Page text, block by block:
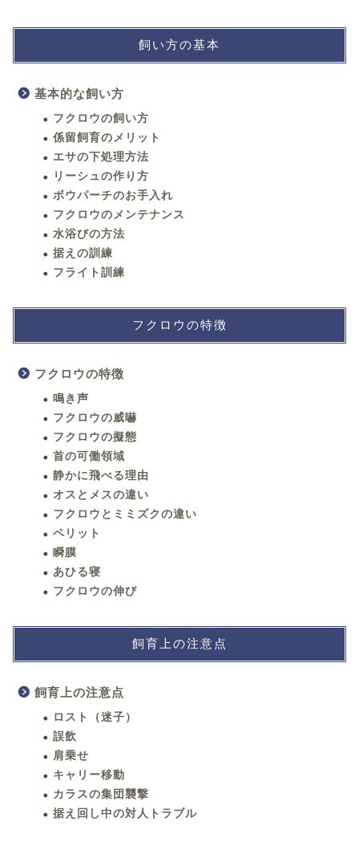
飼い方の基本
基本的な飼い方
フクロウの飼い方
係留飼育のメリット
エサの下処理方法
リーシュの作り方
ボウパーチのお手入れ
フクロウのメンテナンス
水浴びの方法
据えの訓練
フライト訓練
フクロウの特徴
フクロウの特徴
鳴き声
フクロウの威嚇
フクロウの擬態
首の可働領域
静かに飛べる理由
オスとメスの違い
フクロウとミミズクの違い
ペリット
瞬膜
あひる寝
フクロウの伸び
飼育上の注意点
飼育上の注意点
ロスト（迷子）
誤飲
肩乗せ
キャリー移動
カラスの集団襲撃
据え回し中の対人トラブル